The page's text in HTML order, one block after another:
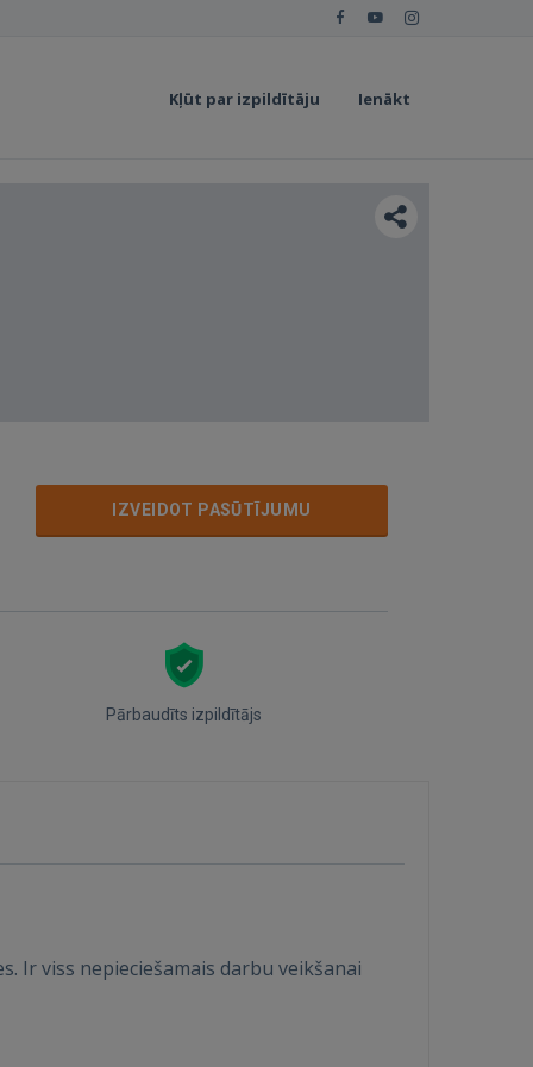
Kļūt par izpildītāju Ienākt
IZVEIDOT PASŪTĪJUMU
Pārbaudīts izpildītājs
Ir viss nepieciešamais darbu veikšanai